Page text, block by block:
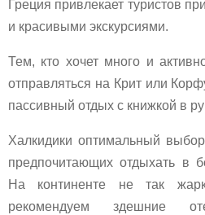
Греция привлекает туристов
и красивыми экскурсиями.
Тем, кто хочет много и
отправляться на Крит или
пассивный отдых с книжкой в
Халкидики оптимальный
предпочитающих отдыхать в
На континенте не так
рекомендуем здешние